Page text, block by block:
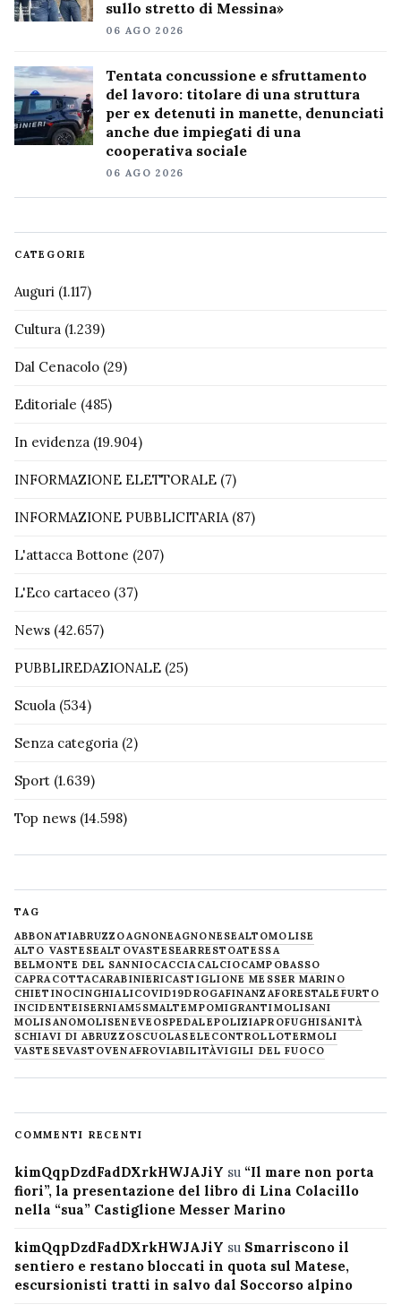
sullo stretto di Messina»
06 AGO 2026
Tentata concussione e sfruttamento
del lavoro: titolare di una struttura
per ex detenuti in manette, denunciati
anche due impiegati di una
cooperativa sociale
06 AGO 2026
CATEGORIE
Auguri (1.117)
Cultura (1.239)
Dal Cenacolo (29)
Editoriale (485)
In evidenza (19.904)
INFORMAZIONE ELETTORALE (7)
INFORMAZIONE PUBBLICITARIA(87)
L'attacca Bottone (207)
L'Eco cartaceo (37)
News (42.657)
PUBBLIREDAZIONALE (25)
Scuola (534)
Senza categoria (2)
Sport (1.639)
Top news (14.598)
TAG
ABBONATIABRUZZOAGNONEAGNONESEALTOMOLISE
ALTO VASTESEALTOVASTESEARRESTOATESSA
BELMONTE DEL SANNIOCACCIACALCIOCAMPOBASSO
CAPRACOTTACARABINIERICASTIGLIONE MESSER MARINO
CHIETINOCINGHIALICOVID19DROGAFINANZAFORESTALE FURTO
INCIDENTEISERNIAM5SMALTEMPOMIGRANTIMOLISANI
MOLISANOMOLISENEVE OSPEDALEPOLIZIAPROFUGHISANITÀ
SCHIAVI DI ABRUZZOSCUOLASELECONTROLLOTERMOLI
VASTESEVASTOVENAFROVIABILITÀVIGILI DEL FUOCO
COMMENTI RECENTI
kimQqpDzdFadDXrkHWJAJiY su “Il mare non porta
fiori”, la presentazione del libro di Lina Colacillo
nella “sua” Castiglione Messer Marino
kimQqpDzdFadDXrkHWJAJiY su Smarriscono il
sentiero e restano bloccati in quota sul Matese,
escursionisti tratti in salvo dal Soccorso alpino